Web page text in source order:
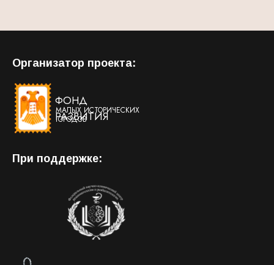
При поддержке:
МАЛЫХ ИСТОРИЧЕСКИХ
ГОРОДОВ
ФОНД
РАЗВИТИЯ
Организатор проекта: